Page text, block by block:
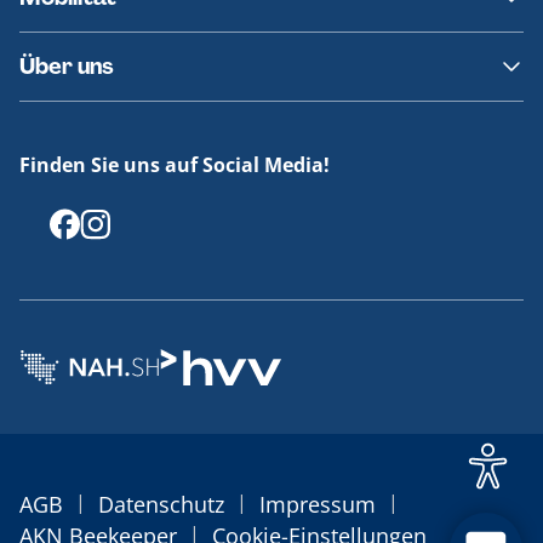
Fundsachen
Häufige Fragen
Barrierefreies Reisen
Erklärung Barrierefreiheit
Über uns
Offenlegungen
Finden Sie uns auf Social Media!
AGB | Datenschutz | Impressum |
AKN Beekeeper | Cookie-Einstellungen